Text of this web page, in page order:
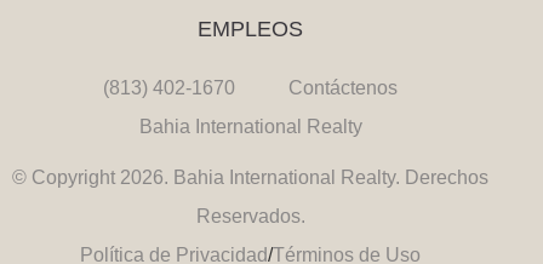
EMPLEOS
(813) 402-1670
Contáctenos
Bahia International Realty
© Copyright 2026. Bahia International Realty. Derechos
Reservados.
Política de Privacidad/Términos de Uso